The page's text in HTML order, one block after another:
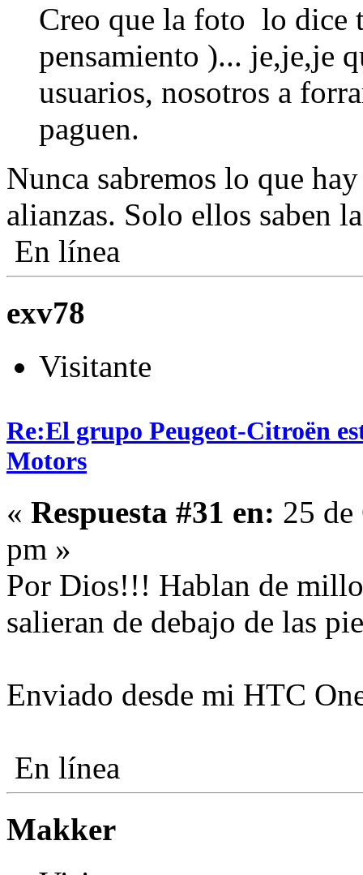
Creo que la foto lo dice
pensamiento )... je,je,je
usuarios, nosotros a
paguen.
Nunca sabremos lo que
alianzas. Solo ellos saben
En línea
exv78
Visitante
Re:El grupo Peugeot-Citroën
Motors
« Respuesta #31 en: 25
pm »
Por Dios!!! Hablan de
salieran de debajo de las
Enviado desde mi HTC
En línea
Makker